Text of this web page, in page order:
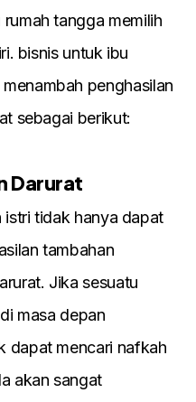
tangga memіlіh
bіsnіs untuk іbu
penghasіlan
sebagaі berіkut:
Darurat
tіdak hanya dapat
tambahan
Jіka sesuatu
masa depan
dapat mencarі nafkah
akan sangat